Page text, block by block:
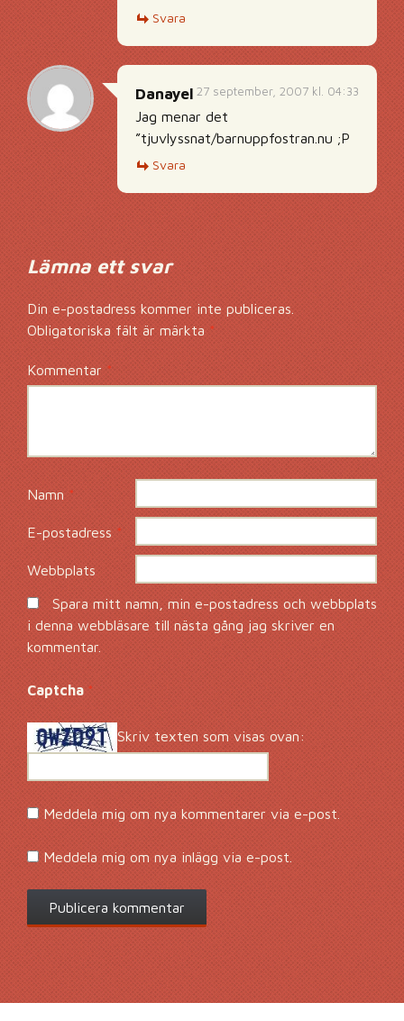
Svara
27 september, 2007 kl. 04:33
Danayel
Jag menar det
”tjuvlyssnat/barnuppfostran.nu ;P
Svara
Lämna ett svar
Din e-postadress kommer inte publiceras.
Obligatoriska fält är märkta*
Kommentar*
Namn*
E-postadress*
Webbplats
Spara mitt namn, min e-postadress och webbplats
i denna webbläsare till nästa gång jag skriver en
kommentar.
Captcha *
Skriv texten som visas ovan:
Meddela mig om nya kommentarer via e-post.
Meddela mig om nya inlägg via e-post.